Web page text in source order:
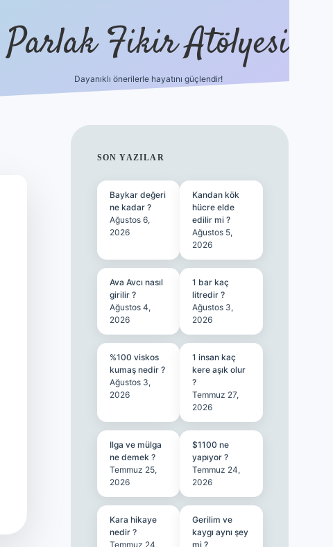
Parlak Fikir Atölyesi
Dayanıklı önerilerle hayatını güçlendir!
SIDEBAR
SON YAZILAR
Baykar değeri
ne kadar ?
Ağustos 6,
2026
Kandan kök
hücre elde
edilir mi ?
Ağustos 5,
2026
Ava Avcı nasıl
girilir ?
Ağustos 4,
2026
1 bar kaç
litredir ?
Ağustos 3,
2026
%100 viskos
kumaş nedir ?
Ağustos 3,
2026
1 insan kaç
kere aşık olur
?
Temmuz 27,
2026
Ilga ve mülga
ne demek ?
Temmuz 25,
2026
$1100 ne
yapıyor ?
Temmuz 24,
2026
Kara hikaye
nedir ?
Temmuz 24,
Gerilim ve
kaygı aynı şey
mi ?
ilbet casino